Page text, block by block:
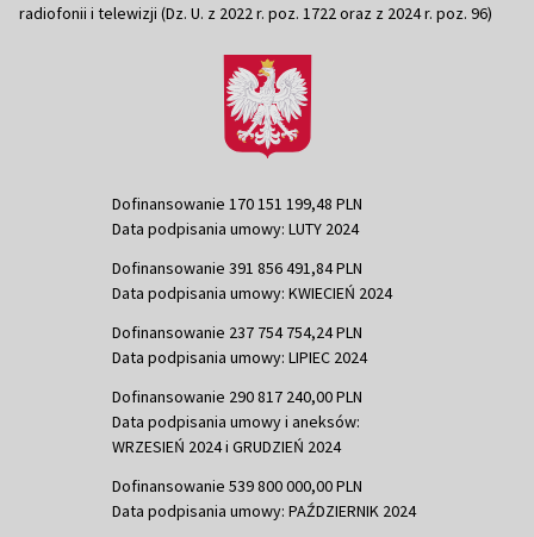
radiofonii i telewizji (Dz. U. z 2022 r. poz. 1722 oraz z 2024 r. poz. 96)
Dofinansowanie 170 151 199,48 PLN
Data podpisania umowy: LUTY 2024
Dofinansowanie 391 856 491,84 PLN
Data podpisania umowy: KWIECIEŃ 2024
Dofinansowanie 237 754 754,24 PLN
Data podpisania umowy: LIPIEC 2024
Dofinansowanie 290 817 240,00 PLN
Data podpisania umowy i aneksów:
WRZESIEŃ 2024 i GRUDZIEŃ 2024
Dofinansowanie 539 800 000,00 PLN
Data podpisania umowy: PAŹDZIERNIK 2024